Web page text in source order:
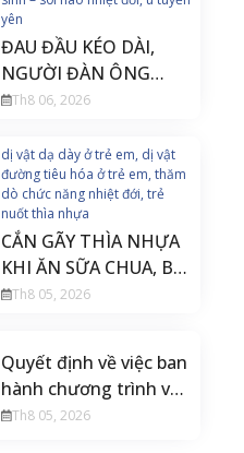
yên
ĐAU ĐẦU KÉO DÀI,
NGƯỜI ĐÀN ÔNG
PHÁT HIỆN U TUYẾN
Th8 06, 2026
dị vật dạ dày ở trẻ em, dị vật
đường tiêu hóa ở trẻ em, thăm
dò chức năng nhiệt đới, trẻ
nuốt thìa nhựa
CẮN GÃY THÌA NHỰA
KHI ĂN SỮA CHUA, BÉ
20 THÁNG TUỔI PHẢI
Th8 05, 2026
Quyết định về việc ban
hành chương trình và
tài liệu đào tạo liên tục
Th8 05, 2026